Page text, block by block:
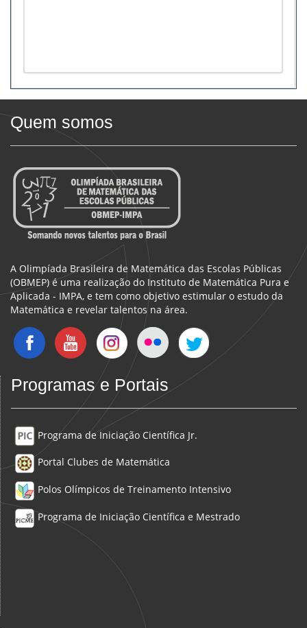
Quem somos
A Olimpíada Brasileira de Matemática das Escolas Públicas
(OBMEP) é uma realização do Instituto de Matemática Pura e
Aplicada - IMPA, e tem como objetivo estimular o estudo da
Matemática e revelar talentos na área.
Programas e Portais
Programa de Iniciação Científica Jr.
Portal Clubes de Matemática
Polos Olímpicos de Treinamento Intensivo
Programa de Iniciação Científica e Mestrado